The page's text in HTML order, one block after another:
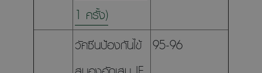
1 ครั้ง)
วัคซีนป้องกันไข้ 95-96